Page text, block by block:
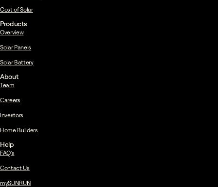
Cost of Solar
Products
Overview
Solar Panels
Solar Battery
About
Team
Careers
Investors
Home Builders
Help
FAQ's
Contact Us
mySUNRUN